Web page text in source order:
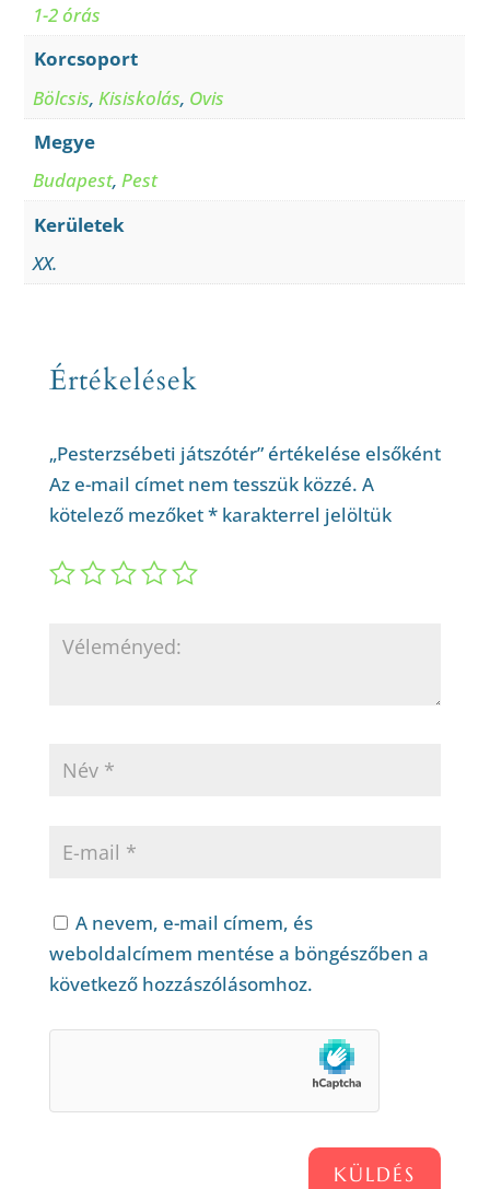
1-2 órás
Korcsoport
Bölcsis, Kisiskolás, Ovis
Megye
Budapest,Pest
Kerületek
XX.
Értékelések
„Pesterzsébeti játszótér” értékelése elsőként
Az e-mail címet nem tesszük közzé. A
kötelező mezőket*karakterrel jelöltük
A nevem, e-mail címem, és
weboldalcímem mentése a böngészőben a
következő hozzászólásomhoz.
KÜLDÉS